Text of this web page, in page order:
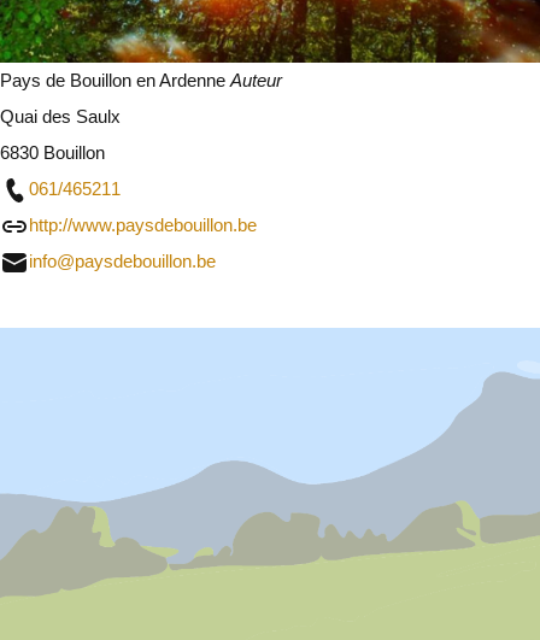
Pays de Bouillon en Ardenne Auteur
Quai des Saulx
6830 Bouillon
061/465211
http://www.paysdebouillon.be
info@paysdebouillon.be